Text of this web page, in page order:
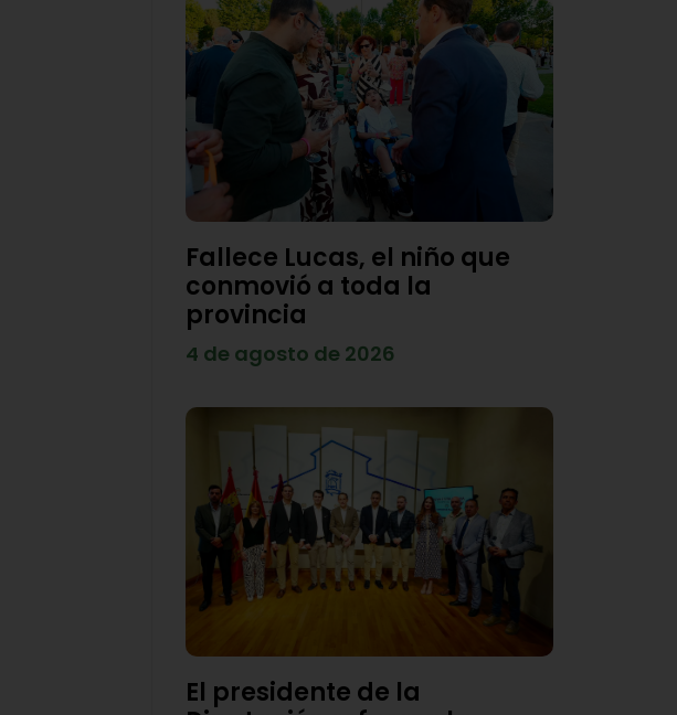
Fallece Lucas, el niño que
conmovió a toda la
provincia
4 de agosto de 2026
El presidente de la